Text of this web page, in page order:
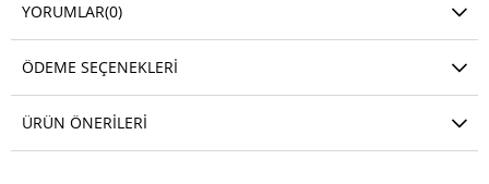
YORUMLAR(0)
ÖDEME SEÇENEKLERI
ÜRÜN ÖNERILERI